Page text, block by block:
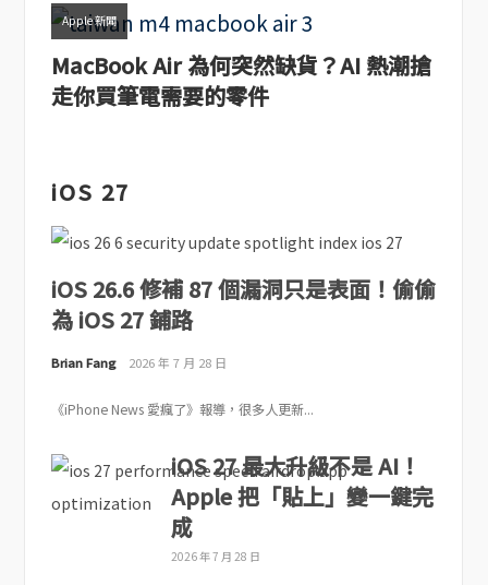
Apple 新聞
MacBook Air 為何突然缺貨？AI 熱潮搶
走你買筆電需要的零件
iOS 27
iOS 26.6 修補 87 個漏洞只是表面！偷偷
為 iOS 27 鋪路
Brian Fang 2026 年 7 月 28 日
《iPhone News 愛瘋了》報導，很多人更新...
iOS 27 最大升級不是 AI！
Apple 把「貼上」變一鍵完
成
2026 年 7 月 28 日